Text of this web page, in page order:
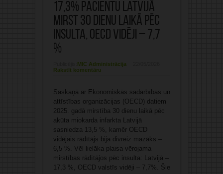
17,3% pacientu Latvijā
mirst 30 dienu laikā pēc
insulta, OECD vidēji – 7,7
%
MIC Administrācija
Rakstīt komentāru
Saskaņā ar Ekonomiskās sadarbības un
attīstības organizācijas (OECD) datiem
2025. gadā mirstība 30 dienu laikā pēc
akūta miokarda infarkta Latvijā
sasniedza 13,5 %, kamēr OECD
vidējais rādītājs bija divreiz mazāks –
6,5 %. Vēl lielāka plaisa vērojama
mirstības rādītājos pēc insulta: Latvijā –
17,3 %, OECD valstīs vidēji – 7,7%. Šie